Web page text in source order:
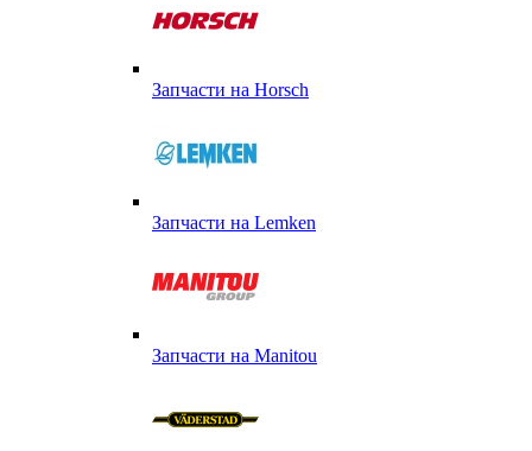
Запчасти на Horsch
Запчасти на Lemken
Запчасти на Manitou